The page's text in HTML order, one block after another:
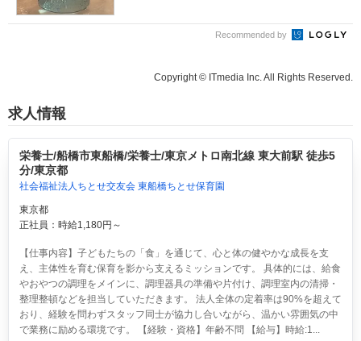
Recommended by
Copyright © ITmedia Inc. All Rights Reserved.
求人情報
栄養士/船橋市東船橋/栄養士/東京メトロ南北線 東大前駅 徒歩5
分/東京都
社会福祉法人ちとせ交友会 東船橋ちとせ保育園
東京都
正社員：時給1,180円～
【仕事内容】子どもたちの「食」を通じて、心と体の健やかな成長を支
え、主体性を育む保育を影から支えるミッションです。 具体的には、給食
やおやつの調理をメインに、調理器具の準備や片付け、調理室内の清掃・
整理整頓などを担当していただきます。 法人全体の定着率は90%を超えて
おり、経験を問わずスタッフ同士が協力し合いながら、温かい雰囲気の中
で業務に励める環境です。 【経験・資格】年齢不問 【給与】時給:1...